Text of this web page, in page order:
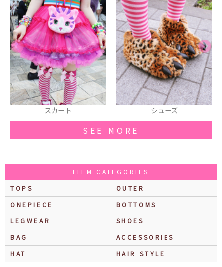
シューズ 厚底スニーカー
SEE MORE
ITEM CATEGORIES
TOPS
OUTER
ONEPIECE
BOTTOMS
LEGWEAR
SHOES
BAG
ACCESSORIES
HAT
HAIR STYLE